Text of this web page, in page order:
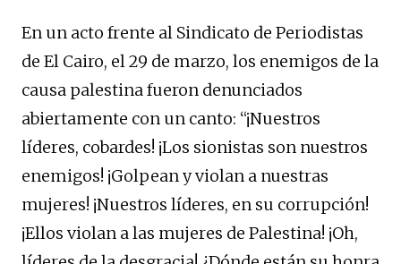
En un acto frente al Sindicato de Periodistas
de El Cairo, el 29 de marzo, los enemigos de la
causa palestina fueron denunciados
abiertamente con un canto: “¡Nuestros
líderes, cobardes! ¡Los sionistas son nuestros
enemigos! ¡Golpean y violan a nuestras
mujeres! ¡Nuestros líderes, en su corrupción!
¡Ellos violan a las mujeres de Palestina! ¡Oh,